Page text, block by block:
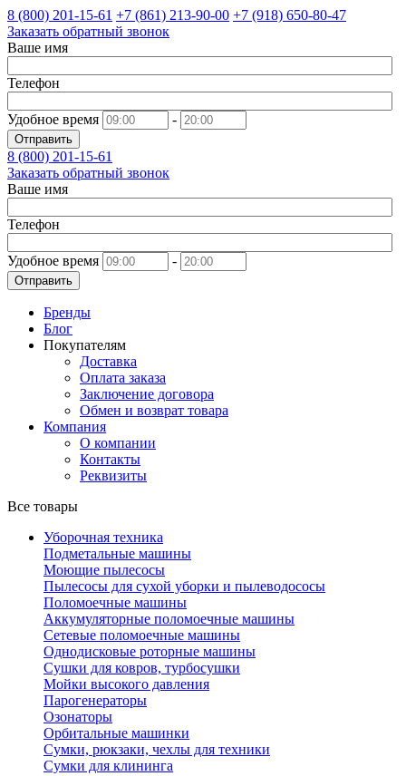
8 (800) 201-15-61 +7 (861) 213-90-00 +7 (918) 650-80-47
Заказать обратный звонок
Ваше имя
Телефон
Удобное время -
Отправить
8 (800) 201-15-61
Заказать обратный звонок
Ваше имя
Телефон
Удобное время -
Отправить
Бренды
Блог
Покупателям
Доставка
Оплата заказа
Заключение договора
Обмен и возврат товара
Компания
О компании
Контакты
Реквизиты
Все товары
Уборочная техника
Подметальные машины
Моющие пылесосы
Пылесосы для сухой уборки и пылеводососы
Поломоечные машины
Аккумуляторные поломоечные машины
Сетевые поломоечные машины
Однодисковые роторные машины
Сушки для ковров, турбосушки
Мойки высокого давления
Парогенераторы
Озонаторы
Орбитальные машинки
Сумки, рюкзаки, чехлы для техники
Сумки для клининга